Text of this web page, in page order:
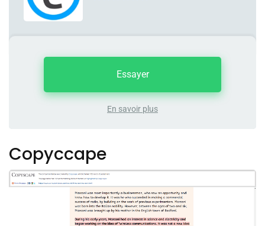
En savoir plus
Essayer
Copyccape